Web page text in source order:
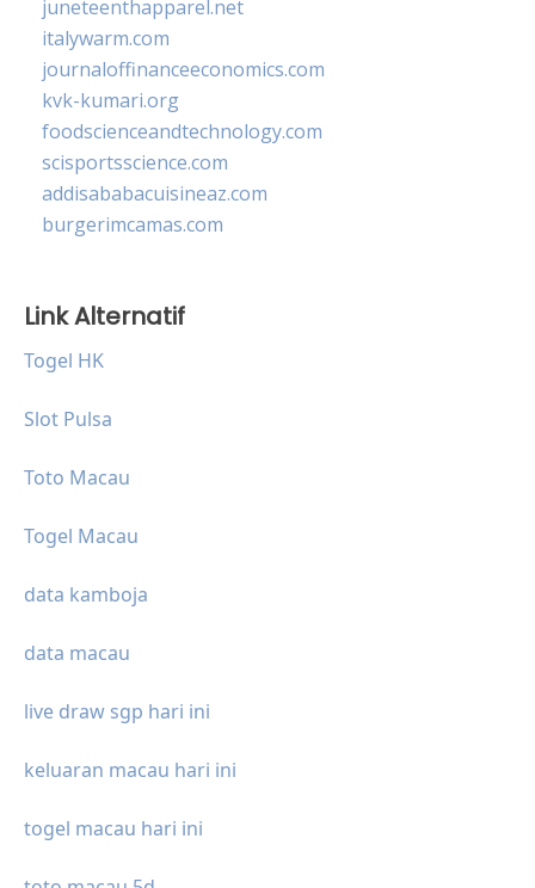
juneteenthapparel.net
italywarm.com
journaloffinanceeconomics.com
kvk-kumari.org
foodscienceandtechnology.com
scisportsscience.com
addisababacuisineaz.com
burgerimcamas.com
Link Alternatif
Togel HK
Slot Pulsa
Toto Macau
Togel Macau
data kamboja
data macau
live draw sgp hari ini
keluaran macau hari ini
togel macau hari ini